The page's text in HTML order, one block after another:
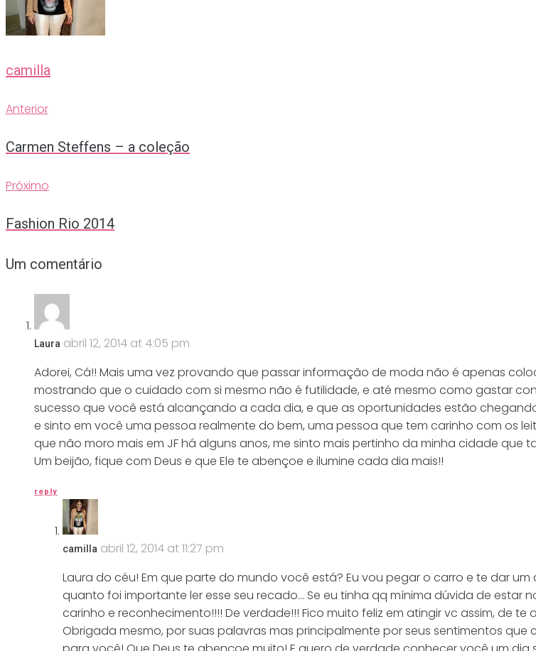
camilla
Navegação
de
Post
Anterior
Anterior
Carmen Steffens – a coleção
Próximo
Próximo
Fashion Rio 2014
Um comentário
Laura abril 12, 2014 at 4:05 pm
Adorei, Cá!! Mais uma vez provando que passar informação de moda não é apenas
mostrando que o cuidado com si mesmo não é futilidade, e até mesmo como gastar
sucesso que você está alcançando a cada dia, e que as oportunidades estão
e sinto em você uma pessoa realmente do bem, uma pessoa que tem carinho com os
que não moro mais em JF há alguns anos, me sinto mais pertinho da minha cidade que
Um beijão, fique com Deus e que Ele te abençoe e ilumine cada dia mais!!
reply
camilla abril 12, 2014 at 11:27 pm
Laura do céu! Em que parte do mundo você está? Eu vou pegar o carro e te dar
quanto foi importante ler esse seu recado… Se eu tinha qq mínima dúvida de
carinho e reconhecimento!!!! De verdade!!! Fico muito feliz em atingir vc assim, de
Obrigada mesmo, por suas palavras mas principalmente por seus sentimentos